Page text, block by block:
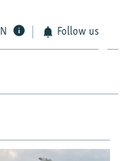
Follow us